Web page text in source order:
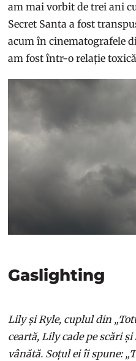
am mai vorbit de trei ani
Secret Santa a fost
acum în cinematografele
am fost într-o relație
Gaslighting
Lily și Ryle, cuplul din
ceartă, Lily cade pe scări
vânătă. Soțul ei îi spune: